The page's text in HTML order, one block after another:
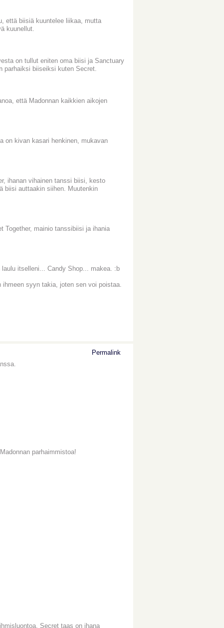
että biisiä kuuntelee liikaa, mutta
kuunellut.
on tullut eniten oma biisi ja Sanctuary
biiseiksi kuten Secret.
että Madonnan kaikkien aikojen
on kivan kasari henkinen, mukavan
ihanan vihainen tanssi biisi, kesto
biisi auttaakin siihen. Muutenkin
Together, mainio tanssibiisi ja ihania
itselleni... Candy Shop... makea. :b
syyn takia, joten sen voi poistaa.
Permalink
parhaimmistoa!
Secret taas on ihana